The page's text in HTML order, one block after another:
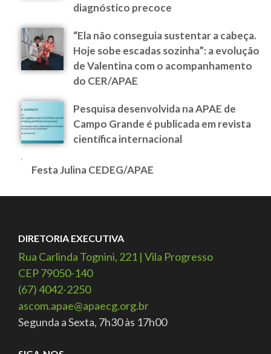
diagnóstico precoce
“Ela não conseguia sustentar a cabeça.
Hoje sobe escadas sozinha”: a evolução
de Valentina com o acompanhamento
do CER/APAE
Pesquisa desenvolvida na APAE de
Campo Grande é publicada em revista
científica internacional
Festa Julina CEDEG/APAE
DIRETORIA EXECUTIVA
Rua Carlinda Tognini, 221 | Vila Progresso
CEP 79050-140
(67) 4042-2250
ascom.apae@apaecg.org.br
Segunda a Sexta, 7h30 às 17h00